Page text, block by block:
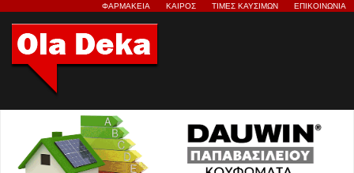
ΦΑΡΜΑΚΕΙΑ ΚΑΙΡΟΣ ΤΙΜΕΣ ΚΑΥΣΙΜΩΝ ΕΠΙΚΟΙΝΩΝΙΑ